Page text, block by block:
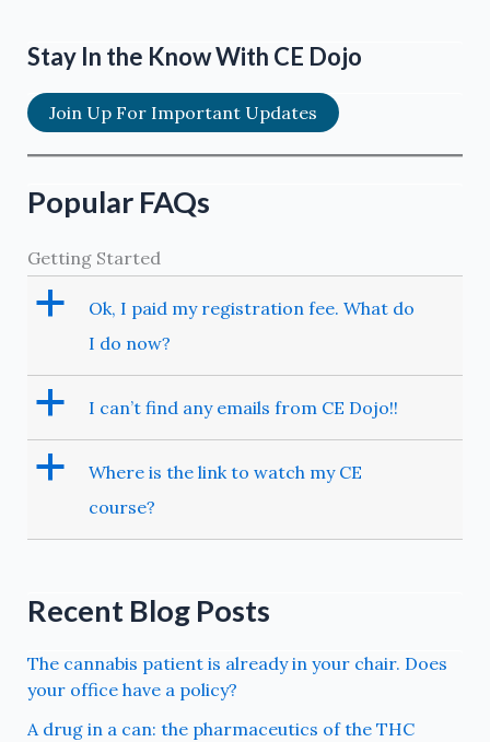
Stay In the Know With CE Dojo
Join Up For Important Updates
Popular FAQs
Getting Started
a
Ok, I paid my registration fee. What do
I do now?
a I can’t find any emails from CE Dojo!!
a
Where is the link to watch my CE
course?
Recent Blog Posts
The cannabis patient is already in your chair. Does
your office have a policy?
A drug in a can: the pharmaceutics of the THC